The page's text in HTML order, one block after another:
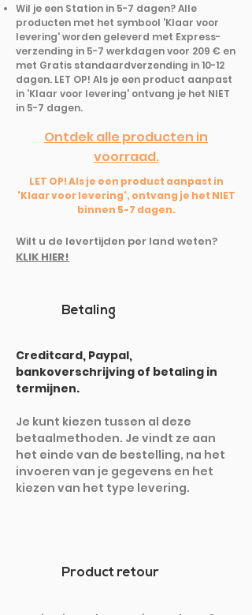
Wil je een Station in 5-7 dagen? Alle
producten met het symbool 'Klaar voor
levering' worden geleverd met Express-
verzending in 5-7 werkdagen voor 209 € en
met Gratis standaardverzending in 10-12
dagen. LET OP! Als je een product aanpast
in 'Klaar voor levering' ontvang je het NIET
in 5-7 dagen.
Ontdek alle producten in
voorraad.
LET OP! Als je een product aanpast in
'Klaar voor levering', ontvang je het NIET
binnen 5-7 dagen.
Wilt u de levertijden per land weten?
KLIK HIER!
Betaling
Creditcard, Paypal,
bankoverschrijving of betaling in
termijnen.
Je kunt kiezen tussen al deze
betaalmethoden. Je vindt ze aan
het einde van de bestelling, na het
invoeren van je gegevens en het
kiezen van het type levering.
Product retour